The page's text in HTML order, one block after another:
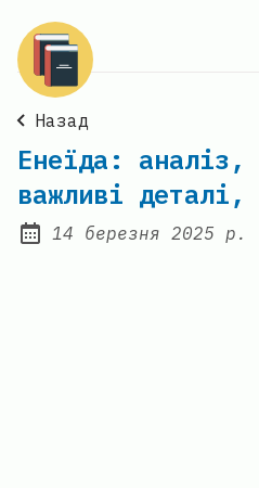
Назад
Енеїда: аналіз,
важливі деталі,
Posted on:
14 березня 2025 р.